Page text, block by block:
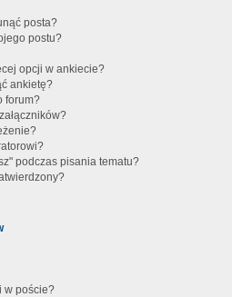
posta?
postu?
opcji w ankiecie?
ankietę?
forum?
podczas pisania tematu?
w poście?